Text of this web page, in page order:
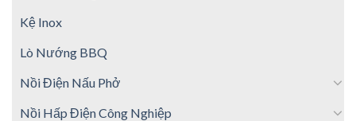
Kệ Inox
Lò Nướng BBQ
Nồi Điện Nấu Phở
Nồi Hấp Điện Công Nghiệp